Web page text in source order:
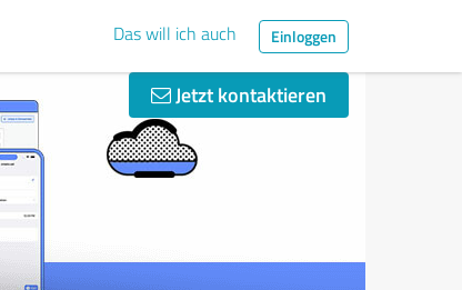
Das will ich auch Einloggen
Jetzt kontaktieren